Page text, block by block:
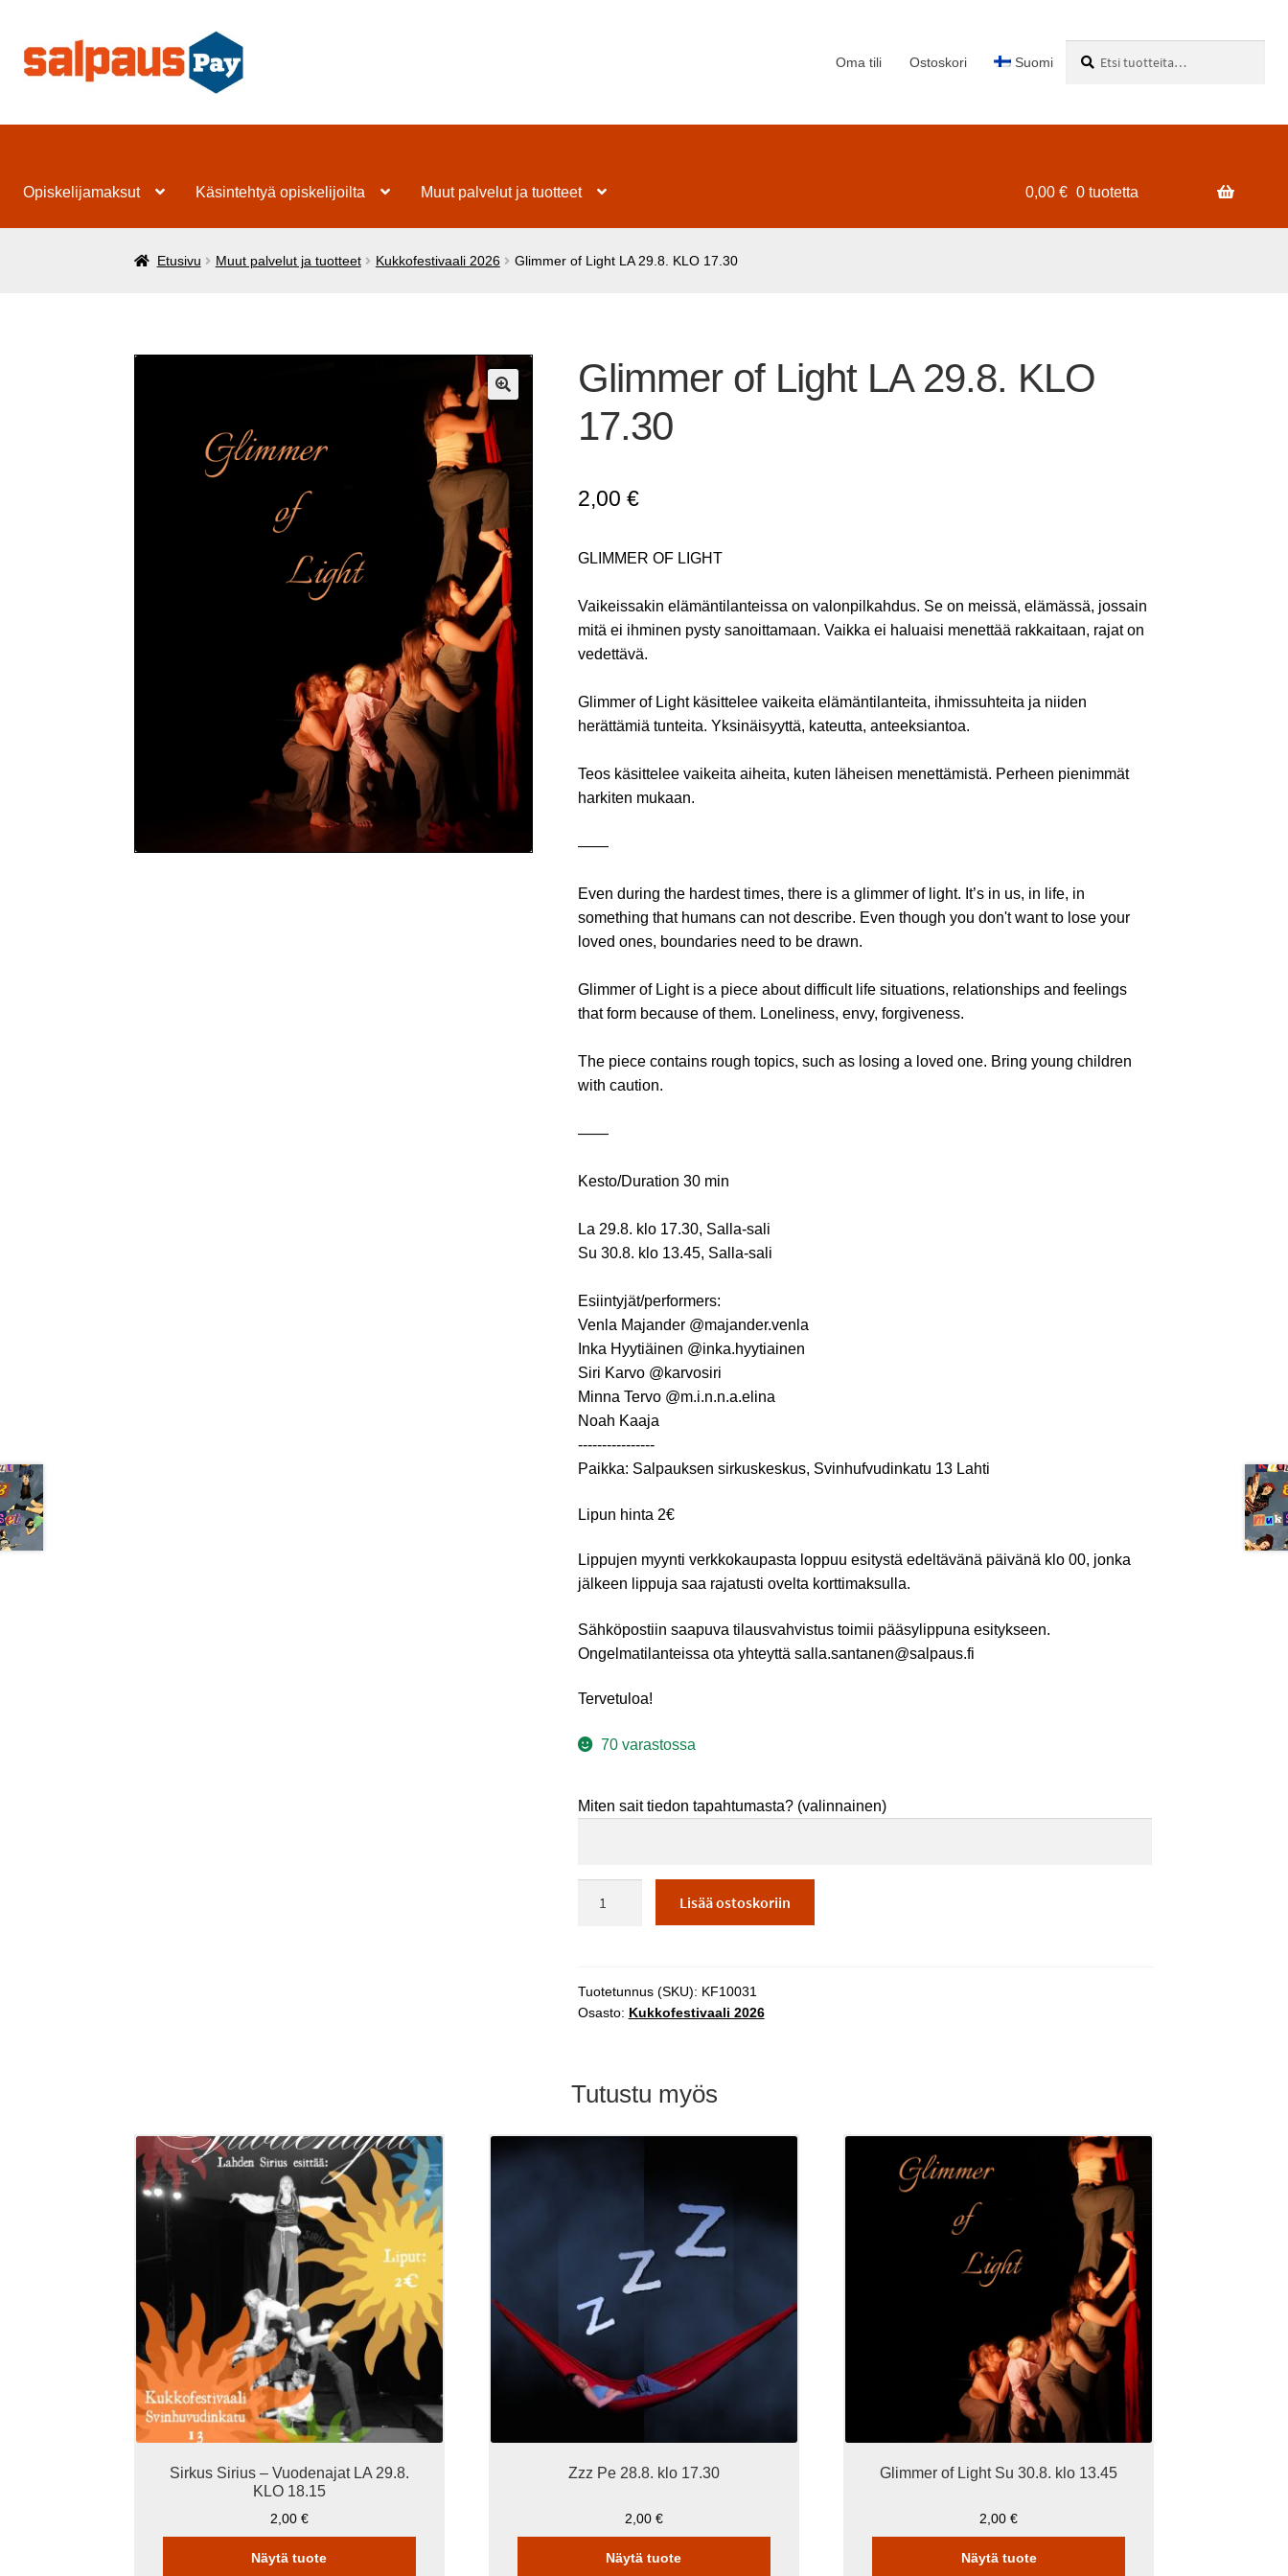
Siirry
Siirry
Oma tili Ostoskori Suomi
Haku
Opiskelijamaksut Käsintehtyä opiskelijoilta Muut palvelut ja tuotteet 0,00€ 0 tuotetta
Etusivu Muut palvelut ja tuotteet Kukkofestivaali 2026 Glimmer of Light LA 29.8. KLO 17.30
Glimmer of Light LA 29.8. KLO
17.30
2,00 €
GLIMMER OF LIGHT
Vaikeissakin elämäntilanteissa on valonpilkahdus. Se on meissä, elämässä, jossain
mitä ei ihminen pysty sanoittamaan. Vaikka ei haluaisi menettää rakkaitaan, rajat on
vedettävä.
Glimmer of Light käsittelee vaikeita elämäntilanteita, ihmissuhteita ja niiden
herättämiä tunteita. Yksinäisyyttä, kateutta, anteeksiantoa.
Teos käsittelee vaikeita aiheita, kuten läheisen menettämistä. Perheen pienimmät
harkiten mukaan.
——
Even during the hardest times, there is a glimmer of light. It’s in us, in life, in
something that humans can not describe. Even though you don't want to lose your
loved ones, boundaries need to be drawn.
Glimmer of Light is a piece about difficult life situations, relationships and feelings
that form because of them. Loneliness, envy, forgiveness.
The piece contains rough topics, such as losing a loved one. Bring young children
with caution.
——
Kesto/Duration 30 min
La 29.8. klo 17.30, Salla-sali
Su 30.8. klo 13.45, Salla-sali
Esiintyjät/performers:
Venla Majander @majander.venla
Inka Hyytiäinen @inka.hyytiainen
Siri Karvo @karvosiri
Minna Tervo @m.i.n.n.a.elina
Noah Kaaja
----------------
Paikka: Salpauksen sirkuskeskus, Svinhufvudinkatu 13 Lahti
Lipun hinta 2€
Lippujen myynti verkkokaupasta loppuu esitystä edeltävänä päivänä klo 00, jonka
jälkeen lippuja saa rajatusti ovelta korttimaksulla.
Sähköpostiin saapuva tilausvahvistus toimii pääsylippuna esitykseen.
Ongelmatilanteissa ota yhteyttä salla.santanen@salpaus.fi
Tervetuloa!
70 varastossa
Miten sait tiedon tapahtumasta? (valinnainen)
29.8.
KLO
Lisää ostoskoriin
Tuotetunnus (SKU): KF10031
Osasto: Kukkofestivaali 2026
Tutustu myös
Sirkus Sirius – Vuodenajat LA 29.8.
KLO 18.15
2,00 €
Näytä tuote
Zzz Pe 28.8. klo 17.30
2,00 €
Näytä tuote
Glimmer of Light Su 30.8. klo 13.45
2,00€
Näytä tuote